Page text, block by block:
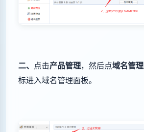
二、 点击产品管理，然后点域名管理
标进入域名管理面板。